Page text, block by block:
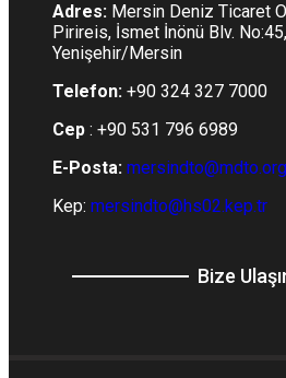
Adres: Mersin Deniz Ticaret
Pirireis, İsmet İnönü Blv.
Yenişehir/Mersin
Telefon: +90 324 327 7000
Cep : +90 531 796 6989
E-Posta: mersindto@mdto.org
Kep: mersindto@hs02.kep.tr
Bize